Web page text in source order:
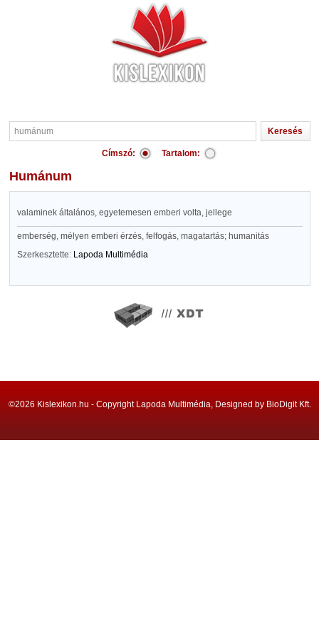
Címszó: Tartalom:
humánum
valaminek általános, egyetemesen emberi volta, jellege
emberség, mélyen emberi érzés, felfogás, magatartás; humanitás
Szerkesztette: Lapoda Multimédia
©2026 Kislexikon.hu - Copyright Lapoda Multimédia, Designed by BioDigit Kft.